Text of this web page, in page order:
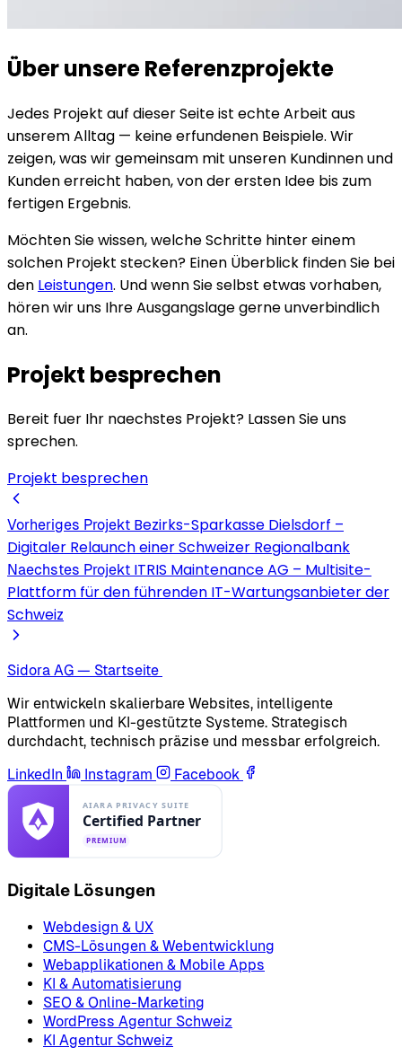
Über unsere Referenzprojekte
Jedes Projekt auf dieser Seite ist echte Arbeit aus
unserem Alltag — keine erfundenen Beispiele. Wir
zeigen, was wir gemeinsam mit unseren Kundinnen und
Kunden erreicht haben, von der ersten Idee bis zum
fertigen Ergebnis.
Möchten Sie wissen, welche Schritte hinter einem
solchen Projekt stecken? Einen Überblick finden Sie bei
den Leistungen. Und wenn Sie selbst etwas vorhaben,
hören wir uns Ihre Ausgangslage gerne unverbindlich
an.
Projekt besprechen
Bereit fuer Ihr naechstes Projekt? Lassen Sie uns
sprechen.
Projekt besprechen
Vorheriges Projekt Bezirks-Sparkasse Dielsdorf –
Digitaler Relaunch einer Schweizer Regionalbank
Naechstes Projekt ITRIS Maintenance AG – Multisite-
Plattform für den führenden IT-Wartungsanbieter der
Schweiz
Sidora AG — Startseite
Wir entwickeln skalierbare Websites, intelligente
Plattformen und KI-gestützte Systeme. Strategisch
durchdacht, technisch präzise und messbar erfolgreich.
LinkedIn
Instagram Facebook
Digitale Lösungen
Webdesign & UX
CMS-Lösungen & Webentwicklung
Webapplikationen & Mobile Apps
KI & Automatisierung
SEO & Online-Marketing
WordPress Agentur Schweiz
KI Agentur Schweiz